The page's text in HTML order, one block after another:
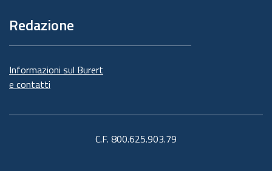
Redazione
Informazioni sul Burert
e contatti
C.F. 800.625.903.79